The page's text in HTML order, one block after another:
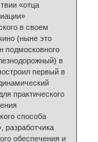
«отца
в своем
(ныне это
подмосковного
в
первый в
практического
способа
разработчика
обеспечения и